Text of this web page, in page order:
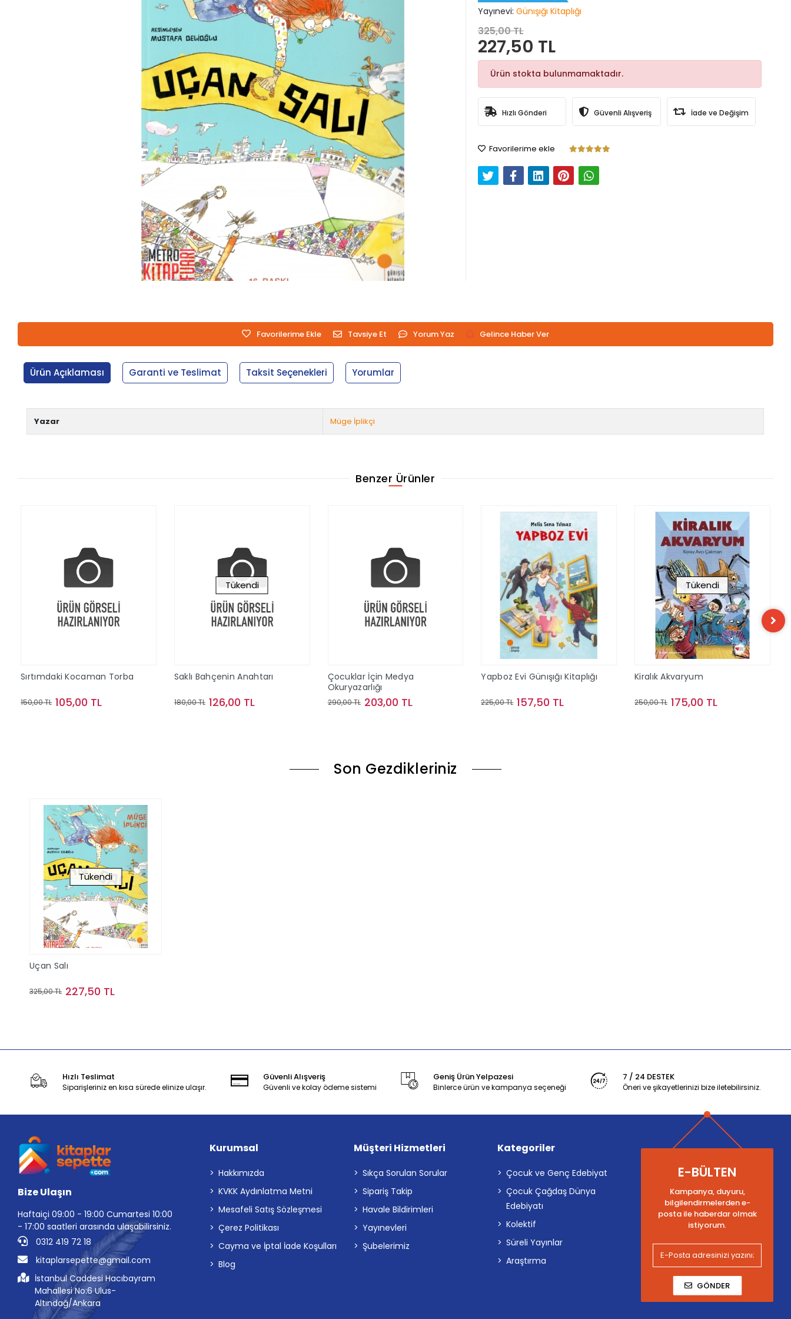
Yayınevi: Günışığı Kitaplığı
325,00 TL
227,50 TL
Ürün stokta bulunmamaktadır.
Hızlı Gönderi Güvenli Alışveriş İade ve Değişim
Favorilerime ekle
Favorilerime Ekle Tavsiye Et Yorum Yaz Gelince Haber Ver
Ürün Açıklaması Garanti ve Teslimat Taksit Seçenekleri Yorumlar
Yazar Müge İplikçi
Benzer Ürünler
Sırtımdaki Kocaman Torba
150,00 TL 105,00 TL
Tükendi
Saklı Bahçenin Anahtarı
180,00 TL 126,00 TL
Çocuklar İçin Medya
Okuryazarlığı
290,00 TL 203,00 TL
Yapboz Evi Günışığı Kitaplığı
225,00 TL 157,50 TL
Tükendi
Kiralık Akvaryum
250,00 TL 175,00 TL
Son Gezdikleriniz
Tükendi
Uçan Salı
325,00 TL 227,50 TL
Hızlı Teslimat
Siparişleriniz en kısa sürede elinize ulaşır.
Güvenli Alışveriş
Güvenli ve kolay ödeme sistemi
Geniş Ürün Yelpazesi
Binlerce ürün ve kampanya seçeneği
7 / 24 DESTEK
Öneri ve şikayetlerinizi bize iletebilirsiniz.
Bize Ulaşın
Haftaiçi 09:00 - 19:00 Cumartesi 10:00
- 17:00 saatleri arasında ulaşabilirsiniz.
0312 419 72 18
kitaplarsepette@gmail.com
İstanbul Caddesi Hacıbayram
Mahallesi No:6 Ulus-
Altındağ/Ankara
Kurumsal
Hakkımızda
KVKK Aydınlatma Metni
Mesafeli Satış Sözleşmesi
Çerez Politikası
Cayma ve İptal İade Koşulları
Blog
Müşteri Hizmetleri
Sıkça Sorulan Sorular
Sipariş Takip
Havale Bildirimleri
Yayınevleri
Şubelerimiz
Kategoriler
Çocuk ve Genç Edebiyat
Çocuk Çağdaş Dünya
Edebiyatı
Kolektif
Süreli Yayınlar
Araştırma
E-BÜLTEN
Kampanya, duyuru,
bilgilendirmelerden e-
posta ile haberdar olmak
istiyorum.
GÖNDER